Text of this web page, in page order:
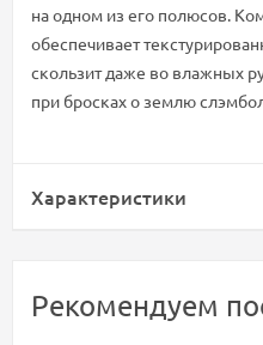
на одном из его полюсов.
обеспечивает
скользит даже во влажных
при бросках о землю
Характеристики
Рекомендуем